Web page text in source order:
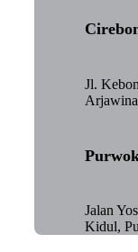
Jl.
Jalan
Kidul,